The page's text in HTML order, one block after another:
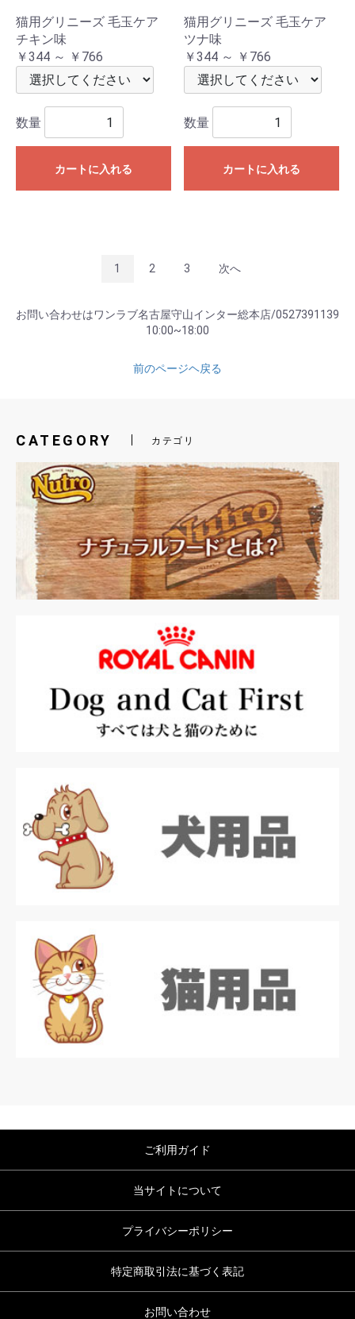
猫用グリニーズ 毛玉ケア
チキン味
￥344 ～ ￥766
数量
カートに入れる
猫用グリニーズ 毛玉ケア
ツナ味
￥344 ～ ￥766
数量
カートに入れる
1 2 3 次へ
お問い合わせはワンラブ名古屋守山インター総本店/0527391139
10:00~18:00
前のページヘ戻る
CATEGORY カテゴリ
ご利用ガイド
当サイトについて
プライバシーポリシー
特定商取引法に基づく表記
お問い合わせ